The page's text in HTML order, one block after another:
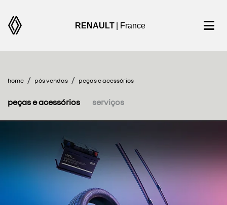
RENAULT | France
home pós vendas peças e acessórios
peças e acessórios serviços